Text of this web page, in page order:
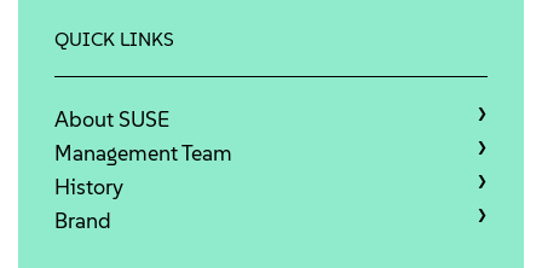
免费下载
QUICK LINKS
About SUSE
Management Team
History
Brand